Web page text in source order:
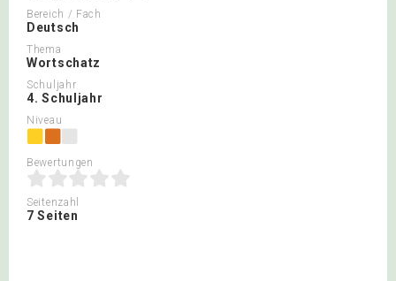
Bereich / Fach
Deutsch
Thema
Wortschatz
Schuljahr
4. Schuljahr
Niveau
Bewertungen
Seitenzahl
7 Seiten